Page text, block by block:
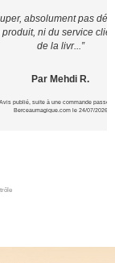
absolument pas
produit, ni du service
de la livr...”
Par Mehdi R.
Avis publié, suite à une commande passée
Berceaumagique.com le 24/07/2026